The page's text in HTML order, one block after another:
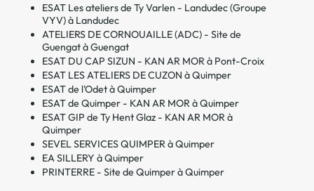
ESAT Les ateliers de Ty Varlen - Landudec (Groupe
VYV) à Landudec
ATELIERS DE CORNOUAILLE (ADC) - Site de
Guengat à Guengat
ESAT DU CAP SIZUN - KAN AR MOR à Pont-Croix
ESAT LES ATELIERS DE CUZON à Quimper
ESAT de l'Odet à Quimper
ESAT de Quimper - KAN AR MOR à Quimper
ESAT GIP de Ty Hent Glaz - KAN AR MOR à
Quimper
SEVEL SERVICES QUIMPER à Quimper
EA SILLERY à Quimper
PRINTERRE - Site de Quimper à Quimper